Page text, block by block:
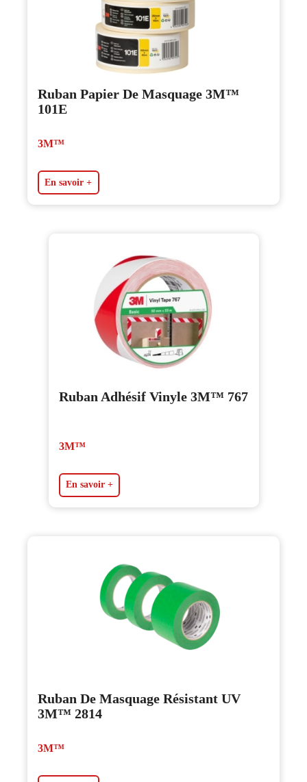
Ruban Papier De Masquage 3M™
101E
3M™
En savoir +
Ruban Adhésif Vinyle 3M™ 767
3M™
En savoir +
Ruban De Masquage Résistant UV
3M™ 2814
3M™